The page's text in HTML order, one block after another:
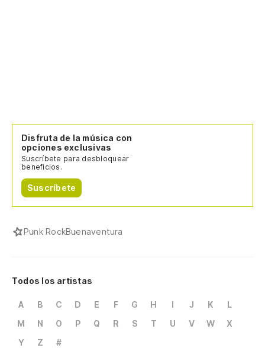
Disfruta de la música con
opciones exclusivas
Suscríbete para desbloquear
beneficios.
Suscríbete
Punk RockBuenaventura
Todos los artistas
A B C D E F G H I J K
L
M
N O P Q R S T U V W
X
Y
Z #